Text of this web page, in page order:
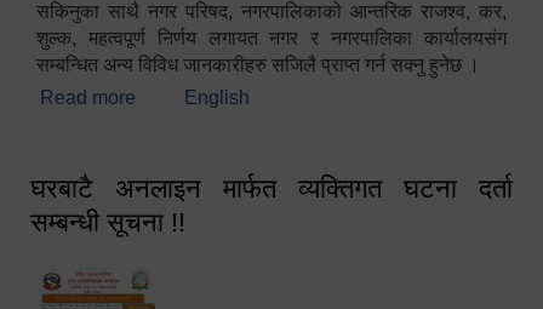
सकिनुका साथै नगर परिषद, नगरपालिकाको आन्तरिक राजश्व, कर,
शुल्क, महत्वपूर्ण निर्णय लगायत नगर र नगरपालिका कार्यालयसंग
सम्बन्धित अन्य विविध जानकारीहरु सजिलै प्राप्त गर्न सक्नु हुनेछ ।
Read more about स्वागतम!!!
English
घरबाटै अनलाइन मार्फत व्यक्तिगत घटना दर्ता
सम्बन्धी सूचना !!